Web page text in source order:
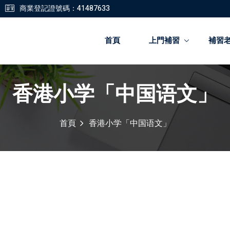
商業登記證號碼：41487633
首頁 上門補習 補習
香港小学「中国语文」
首頁 香港小学「中国语文」
登錄 註冊
登錄
您還沒有帳號?註冊